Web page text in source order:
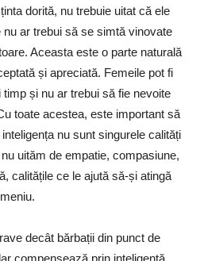
dorită, nu trebuie uitat că ele
ar trebui să se simtă vinovate
Aceasta este o parte naturală
și apreciată. Femeile pot fi
și nu ar trebui să fie nevoite
toate acestea, este important să
nu sunt singurele calități
uităm de empatie, compasiune,
calitățile ce le ajută să-și atingă
decât bărbații din punct de
compensează prin inteligență,